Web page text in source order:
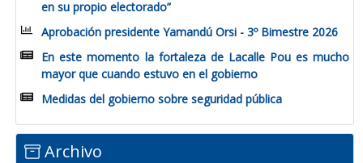
en su propio electorado”
Aprobación presidente Yamandú Orsi - 3º Bimestre 2026
En este momento la fortaleza de Lacalle Pou es mucho
mayor que cuando estuvo en el gobierno
Medidas del gobierno sobre seguridad pública
Archivo